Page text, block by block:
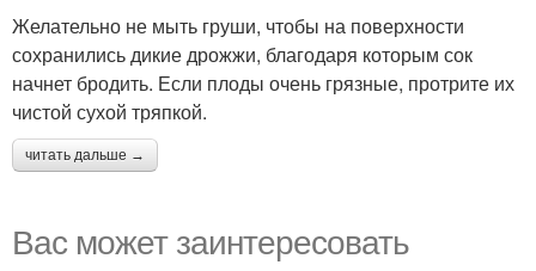
Желательно не мыть груши, чтобы на поверхности
сохранились дикие дрожжи, благодаря которым сок
начнет бродить. Если плоды очень грязные, протрите их
чистой сухой тряпкой.
читать дальше →
Вас может заинтересовать